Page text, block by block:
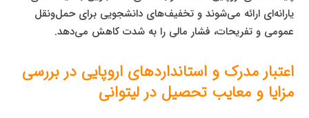
یارانه‌ای ارائه می‌شوند و تخفیف‌های دانشجویی برای حمل‌ونقل
عمومی و تفریحات، فشار مالی را به شدت کاهش می‌دهد.
اعتبار مدرک و استانداردهای اروپایی در بررسی
مزایا و معایب تحصیل در لیتوانی